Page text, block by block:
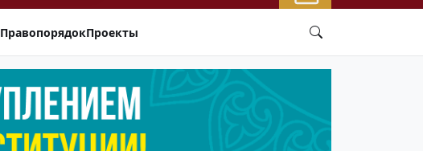
ПравопорядокПроекты